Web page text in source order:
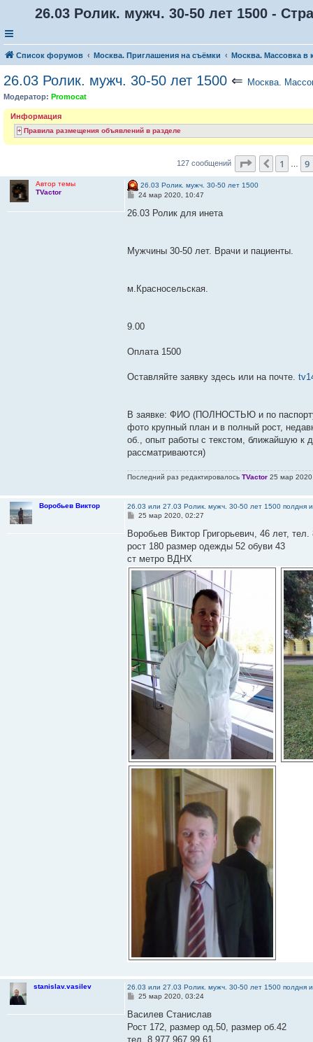
26.03 Ролик. мужч. 30-50 лет 1500 -
Список форумов Москва. Приглашения на съёмки Москва. Массовка в
26.03 Ролик. мужч. 30-50 лет 1500 ⇐ Москва.
Модератор: Promocat
Информация
Правила размещения объявлений в разделе
127 сообщений Страница 12
Пред.
1 9
Автор темы
TVactor
26.03 Ролик. мужч. 30-50 лет 1500
С
о
и
24 мар 2020, 10:47
26.03 Ролик для инета
Мужчины 30-50 лет. Врачи и пациенты.
м.Красносельская.
9.00
Оплата 1500
Оставляйте заявку здесь или на почте.
В заявке: ФИО (ПОЛНОСТЬЮ и по
фото крупный план и в полный рост,
об., опыт работы с текстом, ближайшую к
рассматриваются)
Последний раз редактировалосьTVactor 25 мар
Воробьев Виктор
26.03 или 27.03 Ролик. мужч. 30-50 лет 1500 полдня
С
о
б
щ
е
25 мар 2020, 02:27
Воробьев Виктор Григорьевич, 46 лет, тел.
рост 180 размер одежды 52 обуви 43
ст метро ВДНХ
stanislav.vasilev
26.03 или 27.03 Ролик. мужч. 30-50 лет 1500 полдня
С
о
щ
е
25 мар 2020, 03:24
Василев Станислав
Рост 172, размер од.50, размер об.42
тел. 8 977 967 99 61